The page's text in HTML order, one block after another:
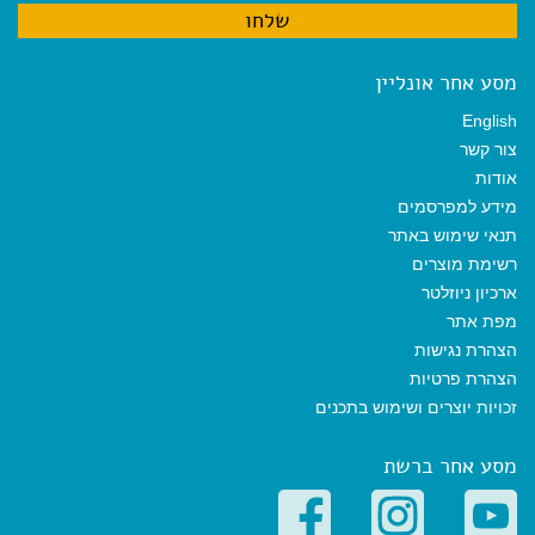
מסע אחר אונליין
English
צור קשר
אודות
מידע למפרסמים
תנאי שימוש באתר
רשימת מוצרים
ארכיון ניוזלטר
מפת אתר
הצהרת נגישות
הצהרת פרטיות
זכויות יוצרים ושימוש בתכנים
מסע אחר ברשת